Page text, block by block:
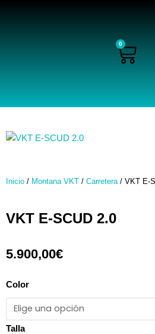
0
Inicio / Montana VKT / Carretera/ VKT E-
VKT E-SCUD 2.0
5.900,00€
Color
Talla
VKT
E-
SCUD
2.0